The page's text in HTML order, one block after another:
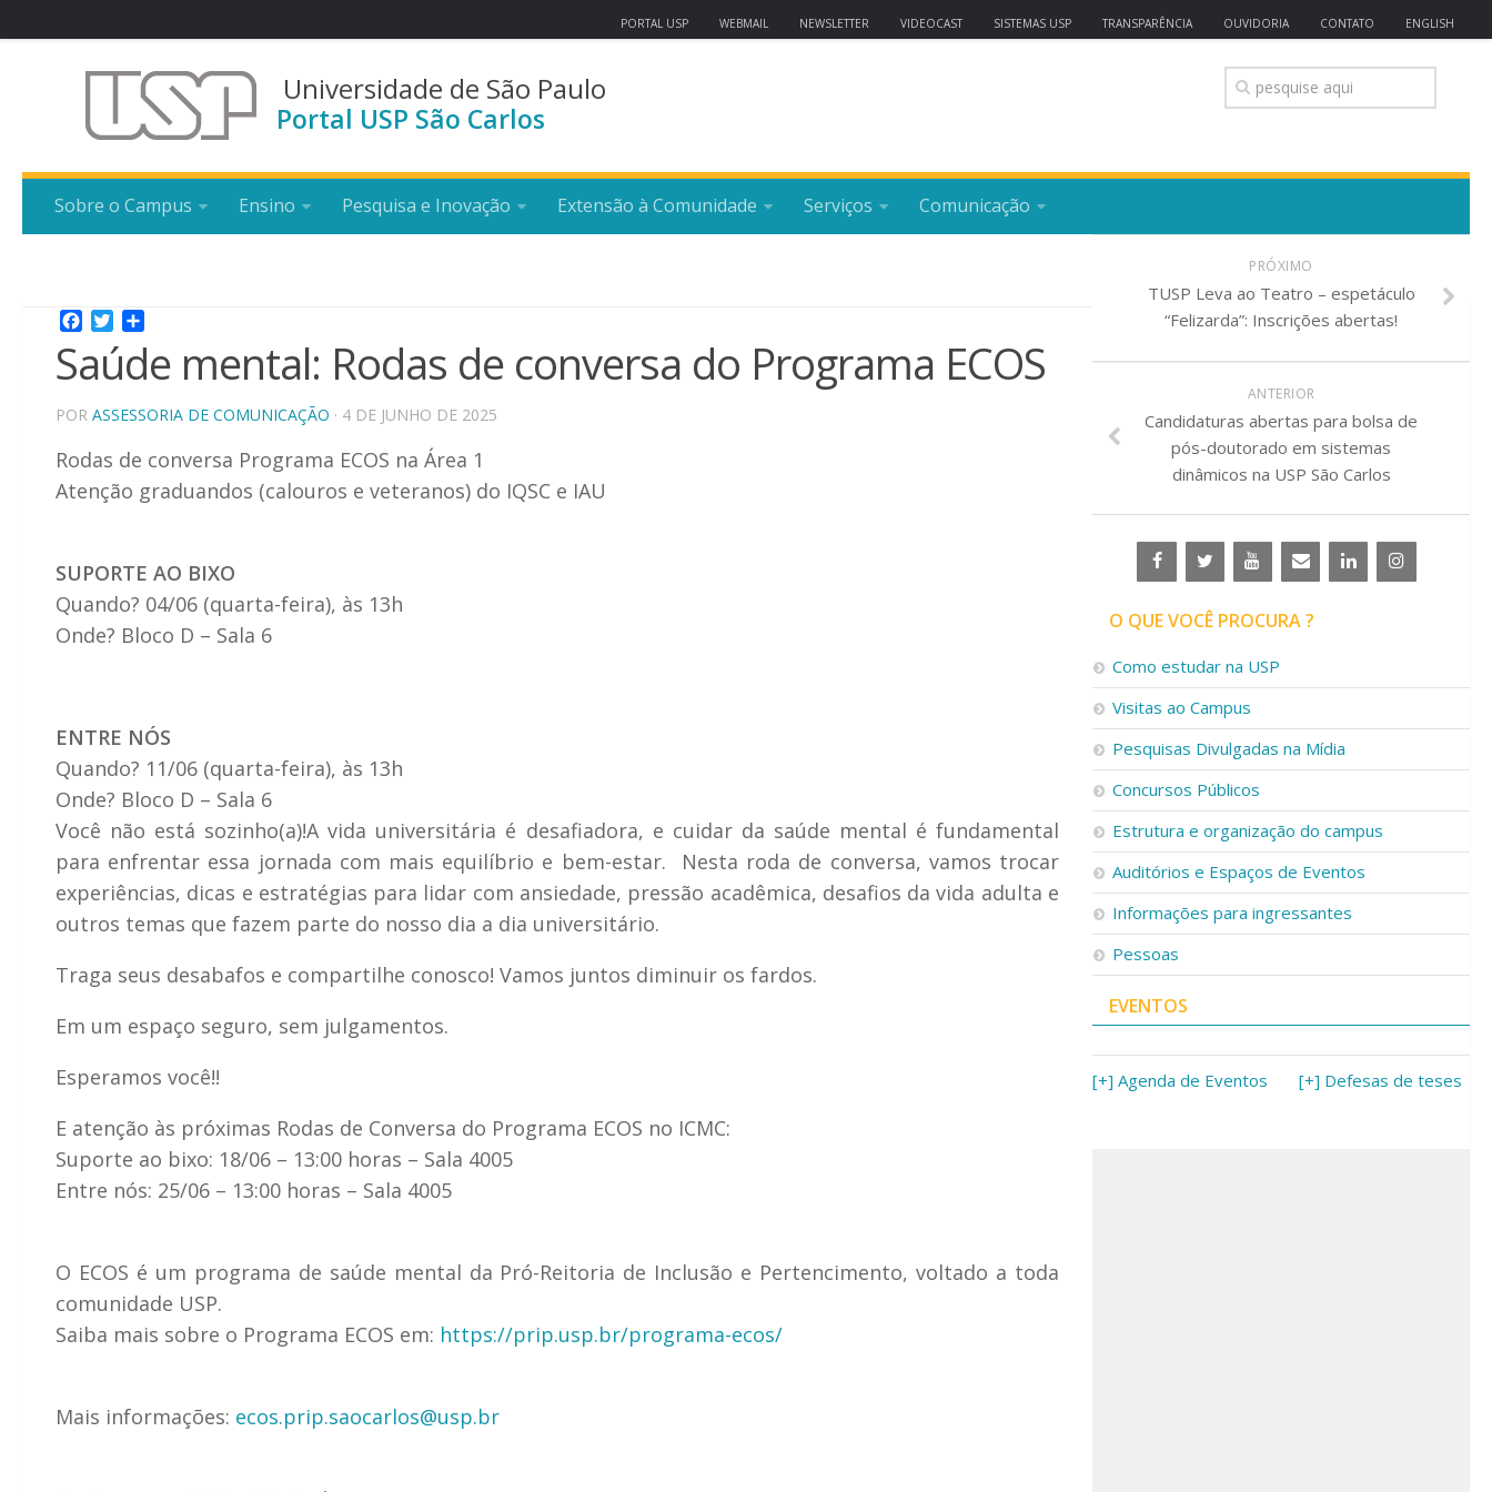
PORTAL USP WEBMAIL NEWSLETTER VIDEOCAST SISTEMAS USP TRANSPARÊNCIA OUVIDORIA CONTATO ENGLISH
Universidade de São Paulo
Portal USP São Carlos
Sobre o Campus Ensino Pesquisa e Inovação Extensão à Comunidade Serviços Comunicação
Facebook
Twitter
Saúde mental: Rodas de conversa do Programa ECOS
POR ASSESSORIA DE COMUNICAÇÃO · 4 DE JUNHO DE 2025
Rodas de conversa Programa ECOS na Área 1
Atenção graduandos (calouros e veteranos) do IQSC e IAU
SUPORTE AO BIXO
Quando? 04/06 (quarta-feira), às 13h
Onde? Bloco D – Sala 6
ENTRE NÓS
Quando? 11/06 (quarta-feira), às 13h
Onde? Bloco D – Sala 6
Você não está sozinho(a)!A vida universitária é desafiadora, e cuidar da saúde mental é fundamental
para enfrentar essa jornada com mais equilíbrio e bem-estar. Nesta roda de conversa, vamos trocar
experiências, dicas e estratégias para lidar com ansiedade, pressão acadêmica, desafios da vida adulta e
outros temas que fazem parte do nosso dia a dia universitário.
Traga seus desabafos e compartilhe conosco! Vamos juntos diminuir os fardos.
Em um espaço seguro, sem julgamentos.
Esperamos você!!
E atenção às próximas Rodas de Conversa do Programa ECOS no ICMC:
Suporte ao bixo: 18/06 – 13:00 horas – Sala 4005
Entre nós: 25/06 – 13:00 horas – Sala 4005
O ECOS é um programa de saúde mental da Pró-Reitoria de Inclusão e Pertencimento, voltado a toda
comunidade USP.
Saiba mais sobre o Programa ECOS em: https://prip.usp.br/programa-ecos/
Mais informações: ecos.prip.saocarlos@usp.br
PRÓXIMO
TUSP Leva ao Teatro – espetáculo
“Felizarda”: Inscrições abertas!
ANTERIOR
Candidaturas abertas para bolsa de
pós-doutorado em sistemas
dinâmicos na USP São Carlos
O QUE VOCÊ PROCURA ?
Como estudar na USP
Visitas ao Campus
Pesquisas Divulgadas na Mídia
Concursos Públicos
Estrutura e organização do campus
Auditórios e Espaços de Eventos
Informações para ingressantes
Pessoas
EVENTOS
[+] Agenda de Eventos [+] Defesas de teses